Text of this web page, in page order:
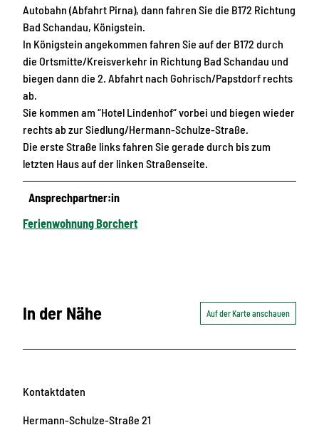
Autobahn (Abfahrt Pirna), dann fahren Sie die B172 Richtung
Bad Schandau, Königstein.
In Königstein angekommen fahren Sie auf der B172 durch
die Ortsmitte/Kreisverkehr in Richtung Bad Schandau und
biegen dann die 2. Abfahrt nach Gohrisch/Papstdorf rechts
ab.
Sie kommen am “Hotel Lindenhof“ vorbei und biegen wieder
rechts ab zur Siedlung/Hermann-Schulze-Straße.
Die erste Straße links fahren Sie gerade durch bis zum
letzten Haus auf der linken Straßenseite.
Ansprechpartner:in
Ferienwohnung Borchert
In der Nähe Auf der Karte anschauen
Kontaktdaten
Hermann-Schulze-Straße 21